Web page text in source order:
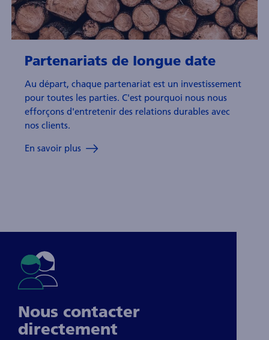
Partenariats de longue date
Au départ, chaque partenariat est un investissement
pour toutes les parties. C'est pourquoi nous nous
efforçons d'entretenir des relations durables avec
nos clients.
En savoir plus
Nous contacter
directement